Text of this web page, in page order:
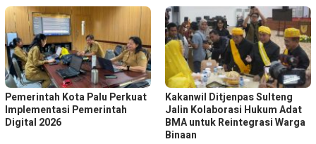
Pemerintah Kota Palu Perkuat
Implementasi Pemerintah
Digital 2026
Kakanwil Ditjenpas Sulteng
Jalin Kolaborasi Hukum Adat
BMA untuk Reintegrasi Warga
Binaan